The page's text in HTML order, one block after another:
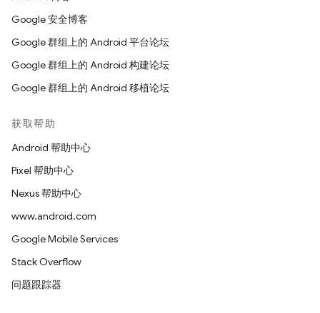
Google 安全博客
Google 群组上的 Android 平台论坛
Google 群组上的 Android 构建论坛
Google 群组上的 Android 移植论坛
获取帮助
Android 帮助中心
Pixel 帮助中心
Nexus 帮助中心
www.android.com
Google Mobile Services
Stack Overflow
问题跟踪器